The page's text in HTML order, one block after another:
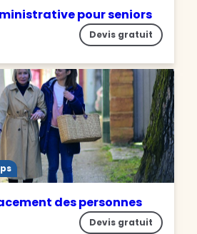
pour seniors
Devis gratuit
des personnes
Devis gratuit